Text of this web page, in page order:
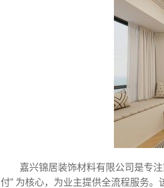
嘉兴锦居装饰材料有限公司是专
付” 为核心，为业主提供全流程服务